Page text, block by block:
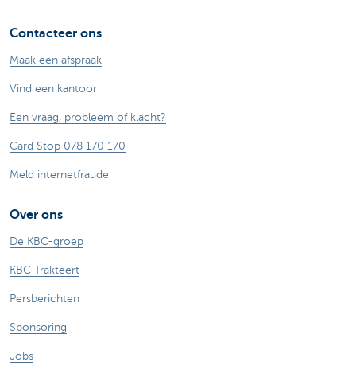
Contacteer ons
Maak een afspraak
Vind een kantoor
Een vraag, probleem of klacht?
Card Stop 078 170 170
Meld internetfraude
Over ons
De KBC-groep
KBC Trakteert
Persberichten
Sponsoring
Jobs